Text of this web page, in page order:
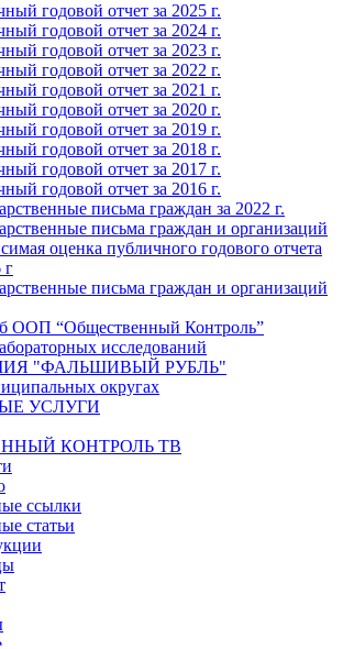
годовой отчет за 2025 г.
годовой отчет за 2024 г.
годовой отчет за 2023 г.
годовой отчет за 2022 г.
годовой отчет за 2021 г.
годовой отчет за 2020 г.
годовой отчет за 2019 г.
годовой отчет за 2018 г.
годовой отчет за 2017 г.
годовой отчет за 2016 г.
письма граждан за 2022 г.
письма граждан и организаций
оценка публичного годового отчета
г
письма граждан и организаций
ООП “Общественный Контроль”
исследований
"ФАЛЬШИВЫЙ РУБЛЬ"
округах
УСЛУГИ
КОНТРОЛЬ ТВ
ссылки
статьи